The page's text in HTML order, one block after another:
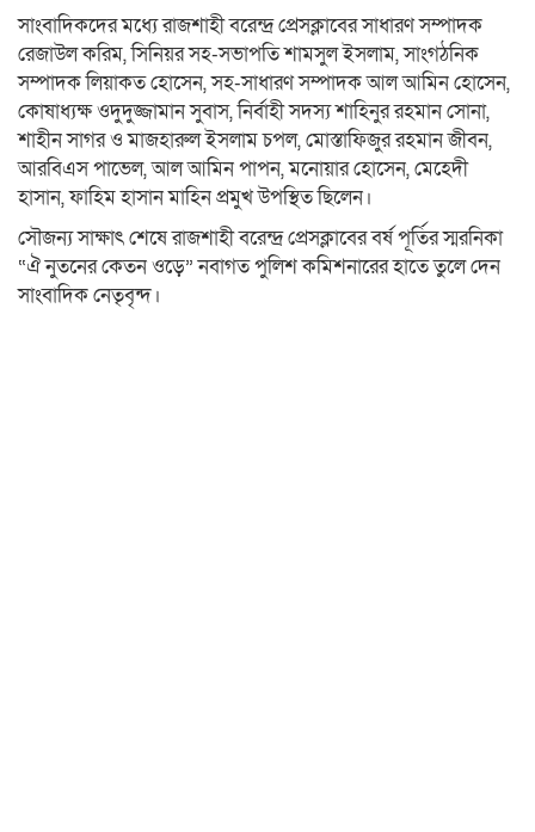
সাংবাদিকদের মধ্যে রাজশাহী বরেন্দ্র প্রেসক্লাবের সাধারণ সম্পাদক
রেজাউল করিম, সিনিয়র সহ-সভাপতি শামসুল ইসলাম, সাংগঠনিক
সম্পাদক লিয়াকত হোসেন, সহ-সাধারণ সম্পাদক আল আমিন হোসেন,
কোষাধ্যক্ষ ওদুদুজ্জামান সুবাস, নির্বাহী সদস্য শাহিনুর রহমান সোনা,
শাহীন সাগর ও মাজহারুল ইসলাম চপল, মোস্তাফিজুর রহমান জীবন,
আরবিএস পাভেল, আল আমিন পাপন, মনোয়ার হোসেন, মেহেদী
হাসান, ফাহিম হাসান মাহিন প্রমুখ উপস্থিত ছিলেন।
সৌজন্য সাক্ষাৎ শেষে রাজশাহী বরেন্দ্র প্রেসক্লাবের বর্ষ পূর্তির স্মরনিকা
“ঐ নুতনের কেতন ওড়ে” নবাগত পুলিশ কমিশনারের হাতে তুলে দেন
সাংবাদিক নেতৃবৃন্দ।